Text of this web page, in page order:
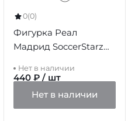
0(0)
Фигурка Реал
Мадрид SoccerStarz
Нет в наличии
440 ₽ / шт
Нет в наличии